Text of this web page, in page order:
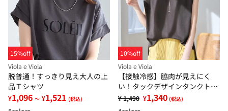
15%off
Viola e Viola
脱普通！すっきり見え大人の上
品Ｔシャツ
¥1,096 ～ ¥1,521 (税込)
10%off
Viola e Viola
【接触冷感】脇肉が見えにく
い！タックデザインタンクトッ
プ
¥ 1,490 ¥1,340 (税込)